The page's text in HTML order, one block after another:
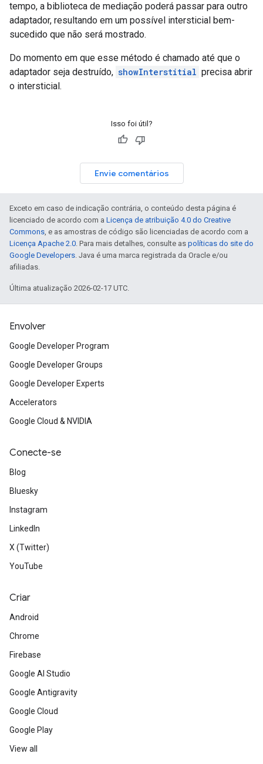
tempo, a biblioteca de mediação poderá passar para outro
adaptador, resultando em um possível intersticial bem-
sucedido que não será mostrado.
Do momento em que esse método é chamado até que o
adaptador seja destruído, showInterstitial precisa abrir
o intersticial.
Isso foi útil?
Envie comentários
Exceto em caso de indicação contrária, o conteúdo desta página é
licenciado de acordo com a Licença de atribuição 4.0 do Creative
Commons, e as amostras de código são licenciadas de acordo com a
Licença Apache 2.0. Para mais detalhes, consulte as políticas do site do
Google Developers. Java é uma marca registrada da Oracle e/ou
afiliadas.
Última atualização 2026-02-17 UTC.
Envolver
Google Developer Program
Google Developer Groups
Google Developer Experts
Accelerators
Google Cloud & NVIDIA
Conecte-se
Blog
Bluesky
Instagram
LinkedIn
X (Twitter)
YouTube
Criar
Android
Chrome
Firebase
Google AI Studio
Google Antigravity
Google Cloud
Google Play
View all